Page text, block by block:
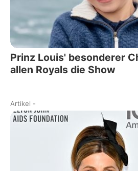
Prinz Louis' besonderer
allen Royals die Show
Artikel -